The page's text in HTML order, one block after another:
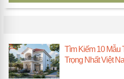
Tìm Kiếm 10 Mẫu
Trọng Nhất Việt